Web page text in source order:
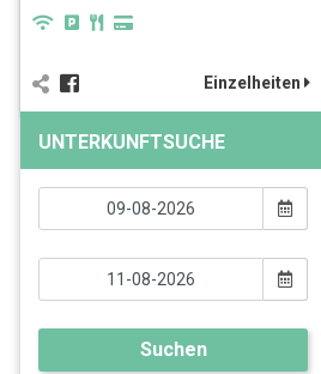
Einzelheiten
UNTERKUNFTSUCHE
Suchen